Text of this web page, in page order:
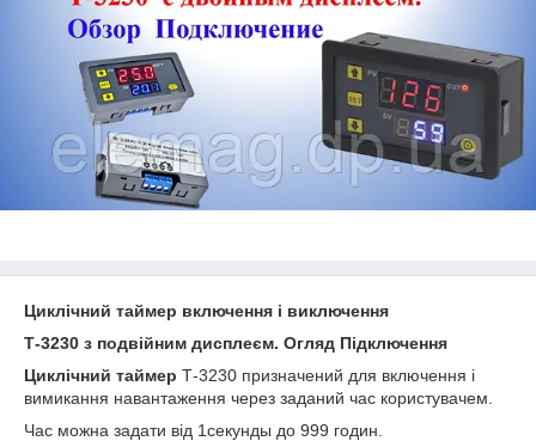
Циклічний таймер включення і виключення
Т-3230 з подвійним дисплеєм. Огляд Підключення
Циклічний таймер Т-3230 призначений для включення і
вимикання навантаження через заданий час користувачем.
Час можна задати від 1секунды до 999 годин.